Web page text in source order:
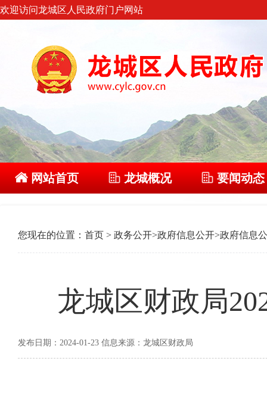
欢迎访问龙城区人民政府门户网站
网站首页 龙城概况 要闻动态
您现在的位置： 首页 > 政务公开>政府信息公开>政府信息
龙城区财政局
发布日期：2024-01-23 信息来源：龙城区财政局